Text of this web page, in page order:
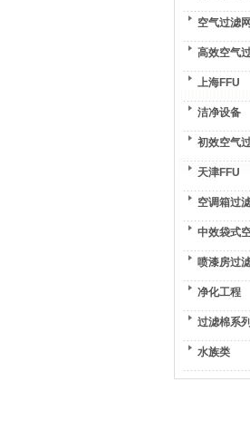
空气过滤网
高效空气
上海FFU
洁净设备
初效空气
天津FFU
空调箱过
中效袋式
喷漆房过
净化工程
过滤棉系列
水族类